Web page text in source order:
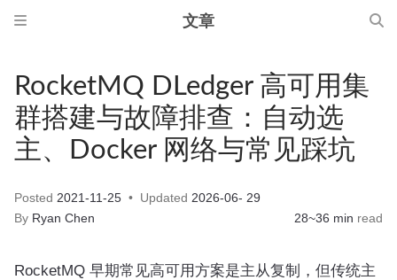
文章
RocketMQ DLedger 高可用集
群搭建与故障排查：自动选
主、Docker 网络与常见踩坑
Posted 2021-11-25 Updated 2026-06- 29
By Ryan Chen 28~36 min read
RocketMQ 早期常见高可用方案是主从复制，但传统主